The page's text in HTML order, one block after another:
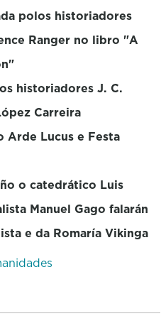
polos historiadores
Ranger no libro "A
historiadores J. C.
Carreira
Arde Lucus e Festa
o catedrático Luis
Manuel Gago falarán
e da Romaría Vikinga